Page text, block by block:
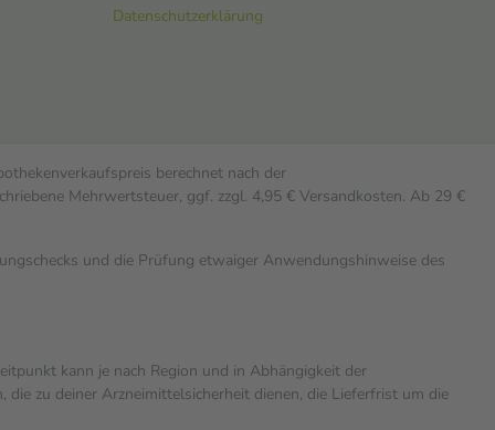
Datenschutzerklärung
berechnet nach der
Mehrwertsteuer, ggf. zzgl. 4,95 € Versandkosten. Ab 29 €
und die Prüfung etwaiger Anwendungshinweise des
kann je nach Region und in Abhängigkeit der
zu deiner Arzneimittelsicherheit dienen, die Lieferfrist um die